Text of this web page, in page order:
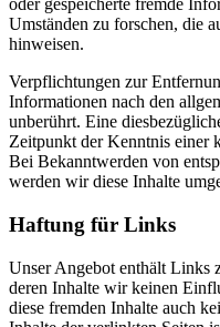
oder gespeicherte fremde
Umständen zu forschen, die
hinweisen.
Verpflichtungen zur
Informationen nach den
unberührt. Eine
Zeitpunkt der Kenntnis einer
Bei Bekanntwerden von
werden wir diese Inhalte
Haftung für Links
Unser Angebot enthält Links
deren Inhalte wir keinen
diese fremden Inhalte auch